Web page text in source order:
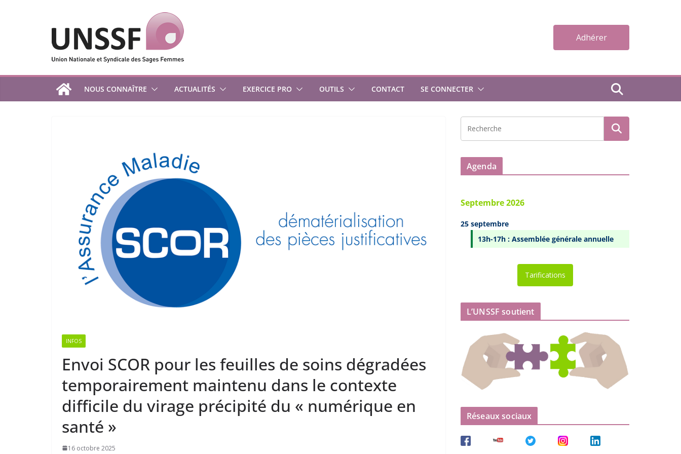
Adhérer
NOUS CONNAÎTRE ACTUALITÉS EXERCICE PRO OUTILS CONTACT SE CONNECTER
INFOS
Envoi SCOR pour les feuilles de soins dégradées
temporairement maintenu dans le contexte
difficile du virage précipité du « numérique en
santé »
16 octobre 2025
Agenda
Septembre 2026
25 septembre
13h-17h : Assemblée générale annuelle
Tarifications
L’UNSSF soutient
Réseaux sociaux